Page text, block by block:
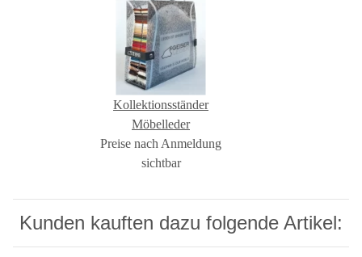
Kollektionsständer
Möbelleder
Preise nach Anmeldung
sichtbar
Kunden kauften dazu folgende Artikel: